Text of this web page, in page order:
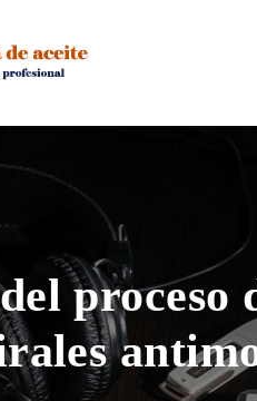
proceso